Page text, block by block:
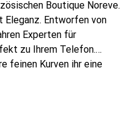
Boutique Noreve.
Entworfen von
Experten für
zu Ihrem Telefon.
feinen Kurven ihr eine
anerkannt für